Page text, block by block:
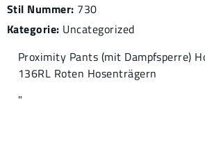
Stil Nummer: 730
Kategorie: Uncategorized
Proximity Pants (mit Dampfsperre)
136RL Roten Hosenträgern
"